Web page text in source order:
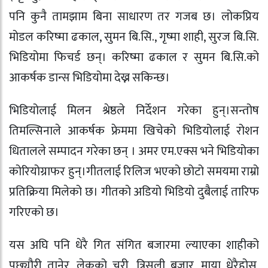
पनि कुनै तामझाम बिना साधारण तर गजब छ। लोकप्रिय
मोडल करिष्मा ढकाल, सुमन बि.सि., गृष्मा शाही, सुरज बि.सि.
भिडियोमा फिचर्ड छन्। करिष्मा ढकाल र सुमन बि.सि.को
आकर्षक डान्स भिडियोमा देख्न सकिन्छ।
भिडियोलाई मिलन श्रेष्ठले निर्देशन गरेका हुन्।सन्तोष
तिमल्सिनाले आकर्षक फ्रेममा खिचेको भिडियोलाई रोशन
धितालले सम्पादन गरेका छन् । अमर एम.एक्स भने भिडियोका
कोरियोग्राफर हुन्।गीतलाई रिलिज भएको छोटो समयमा राम्रो
प्रतिक्रिया मिलेको छ। गीतको अडियो भिडियो दुबैलाई तारिफ
गरिएको छ।
यस अघि पनि धेरै गित संगित बजारमा ल्याएका शाहीको